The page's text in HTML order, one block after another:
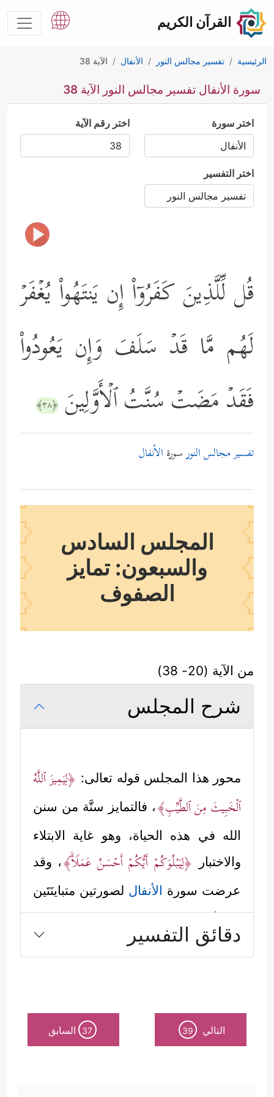
القرآن الكريم
الرئيسية تفسير مجالس النور الأنفال الآية 38
سورة الأنفال تفسير مجالس النور الآية 38
اختر سورة اختر رقم الآية
اختر التفسير
قُل لِّلَّذِینَ كَفَرُوۤاْ إِن یَنتَهُواْ یُغۡفَرۡ
لَهُم مَّا قَدۡ سَلَفَ وَإِن یَعُودُواْ
فَقَدۡ مَضَتۡ سُنَّتُ ٱلۡأَوَّلِینَ ﴿٣٨﴾
تفسير مجالس النورسورة الأنفال
المجلس السادس
والسبعون: تمايز
الصفوف
من الآية (20- 38)
شرح المجلس
محور هذا المجلس قوله تعالى: ﴿لِیَمِیزَ ٱللَّهُ
ٱلۡخَبِیثَ مِنَ ٱلطَّیِّبِ﴾، فالتمايز سنَّة من سنن
الله في هذه الحياة، وهو غاية الابتلاء
والاختبار
﴿لِیَبۡلُوَكُمۡ أَیُّكُمۡ أَحۡسَنُ عَمَلࣰاۗ﴾، وقد
عرضت سورة الأنفال لصورتين متباينَتَين
ومتمايزَتَين:
الصورة الأولى: صورة المؤمنين الطيبين،
أولًا: الإيمان المقترن بالعمل والتسليم
والطاعة﴿یَــٰۤـأَیُّهَا ٱلَّذِینَ ءَامَنُوۤاْ أَطِیعُواْ ٱللَّهَ وَرَسُولَهُۥ
دقائق التفسير
التالي 39
37 السابق